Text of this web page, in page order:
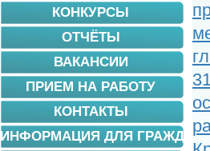
КОНКУРСЫ
ОТЧЁТЫ
ВАКАНСИИ
ПРИЕМ НА РАБОТУ
КОНТАКТЫ
ИНФОРМАЦИЯ ДЛЯ ГРАЖДАН